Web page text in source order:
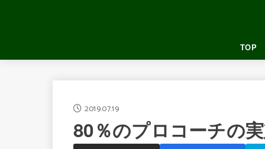
TOP
2019.07.19
80％のプロコーチの